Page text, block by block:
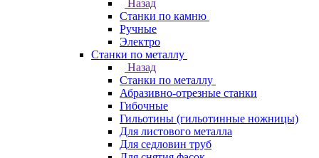
Назад
Станки по камню
Ручные
Электро
Станки по металлу
Назад
Станки по металлу
Абразивно-отрезные станки
Гибочные
Гильотины (гильотинные ножницы)
Для листового металла
Для седловин труб